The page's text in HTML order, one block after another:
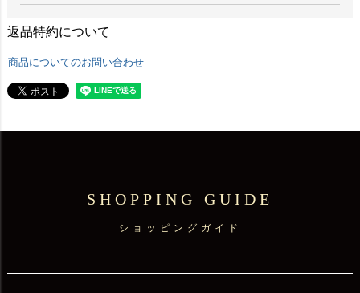
返品特約について
商品についてのお問い合わせ
SHOPPING GUIDE
ショッピングガイド